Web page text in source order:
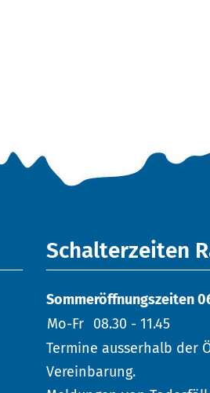
Schalterzeiten
Sommeröffnungszeiten
Mo-Fr 08.30 - 11.45
Termine ausserhalb der
Vereinbarung.